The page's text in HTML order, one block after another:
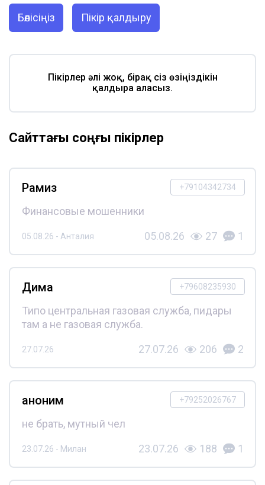
Бөлісіңіз Пікір қалдыру
Пікірлер әлі жоқ, бірақ сіз өзіңіздікін
қалдыра аласыз.
Сайттағы соңғы пікірлер
+79104342734
Рамиз
Финансовые мошенники
05.08.26 - Анталия 05.08.26 27 1
+79608235930
Дима
Типо центральная газовая служба, пидары
там а не газовая служба.
27.07.26 27.07.26 206 2
+79252026767
аноним
не брать, мутный чел
23.07.26 - Милан 23.07.26 188 1